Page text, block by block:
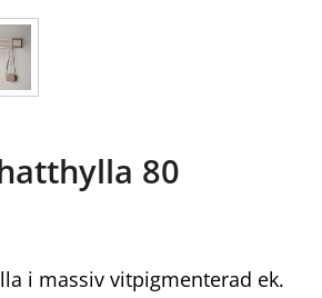
80
i massiv vitpigmenterad ek.